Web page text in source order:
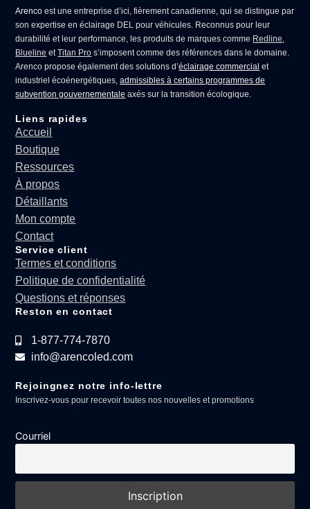
Arenco est une entreprise d’ici, fièrement canadienne, qui se distingue par
son expertise enéclairage DEL pour véhicules . Reconnus pour leur
durabilité et leur performance, les produits de marques comme Redline
Blueline etTitan Pro s’imposent comme des références dans le domaine.
Arenco propose également des solutions d’éclairage commercial et
industriel écoénergétiques,admissibles à certains programmes de
subvention gouvernementale axés sur la transition écologique.
Liens rapides
Accueil
Boutique
Ressources
À propos
Détaillants
Mon compte
Contact
Service client
Termes et conditions
Politique de confidentialité
Questions et réponses
Reston en contact
1-877-774-7870
info@arencoled.com
Rejoingnez notre info-lettre
Inscrivez-vous pour recevoir toutes nos nouvelles et promotions
Courriel